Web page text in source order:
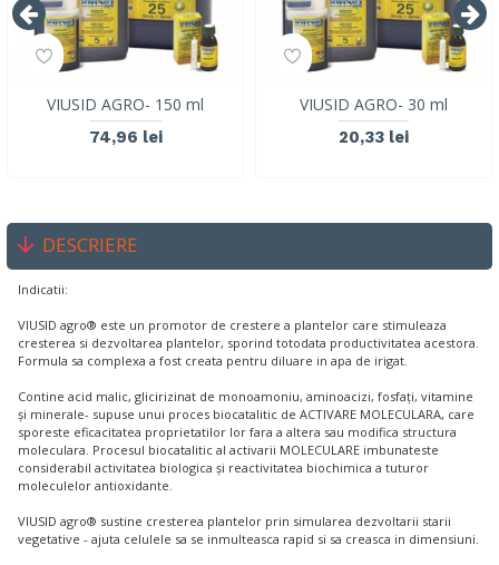
VIUSID AGRO- 150 ml
74,96 lei
VIUSID AGRO- 30 ml
20,33 lei
DESCRIERE
Indicatii:
VIUSID agro® este un promotor de crestere a plantelor care stimuleaza
cresterea si dezvoltarea plantelor, sporind totodata productivitatea acestora.
Formula sa complexa a fost creata pentru diluare in apa de irigat.
Contine acid malic, glicirizinat de monoamoniu, aminoacizi, fosfați, vitamine
și minerale- supuse unui proces biocatalitic de ACTIVARE MOLECULARA, care
sporeste eficacitatea proprietatilor lor fara a altera sau modifica structura
moleculara. Procesul biocatalitic al activarii MOLECULARE imbunateste
considerabil activitatea biologica și reactivitatea biochimica a tuturor
moleculelor antioxidante.
VIUSID agro® sustine cresterea plantelor prin simularea dezvoltarii starii
vegetative - ajuta celulele sa se inmulteasca rapid si sa creasca in dimensiuni.